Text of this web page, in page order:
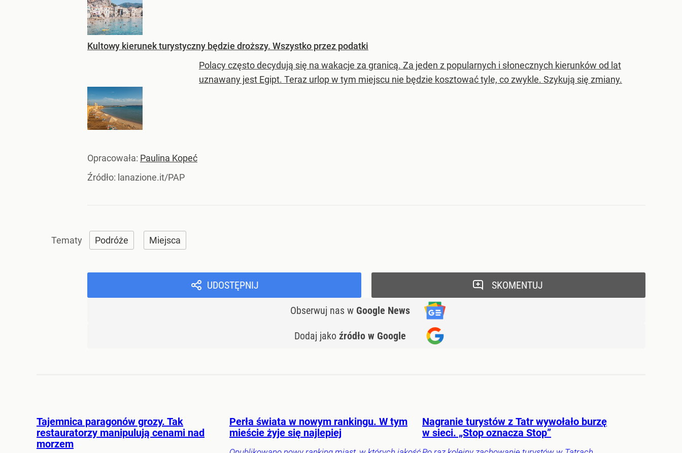
Kultowy kierunek turystyczny będzie droższy. Wszystko przez podatki
Polacy często decydują się na wakacje za granicą. Za jeden z popularnych i słonecznych kierunków od lat
uznawany jest Egipt. Teraz urlop w tym miejscu nie będzie kosztować tyle, co zwykle. Szykują się zmiany.
Opracowała: Paulina Kopeć
Źródło: lanazione.it/PAP
Podróże Miejsca
UDOSTĘPNIJ
Obserwuj nas w Google News
Dodaj jako źródło w Google
SKOMENTUJ
Tajemnica paragonów grozy. Tak
restauratorzy manipulują cenami nad
morzem
Perła świata w nowym rankingu. W tym
mieście żyje się najlepiej
Nagranie turystów z Tatr wywołało burzę
w sieci. „Stop oznacza Stop”